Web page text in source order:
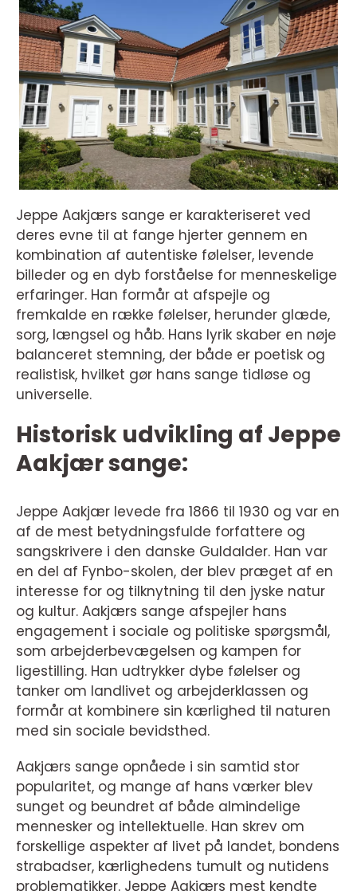
Jeppe Aakjærs sange er karakteriseret ved
deres evne til at fange hjerter gennem en
kombination af autentiske følelser, levende
billeder og en dyb forståelse for menneskelige
erfaringer. Han formår at afspejle og
fremkalde en række følelser, herunder glæde,
sorg, længsel og håb. Hans lyrik skaber en nøje
balanceret stemning, der både er poetisk og
realistisk, hvilket gør hans sange tidløse og
universelle.
Historisk udvikling af Jeppe
Aakjær sange:
Jeppe Aakjær levede fra 1866 til 1930 og var en
af de mest betydningsfulde forfattere og
sangskrivere i den danske Guldalder. Han var
en del af Fynbo-skolen, der blev præget af en
interesse for og tilknytning til den jyske natur
og kultur. Aakjærs sange afspejler hans
engagement i sociale og politiske spørgsmål,
som arbejderbevægelsen og kampen for
ligestilling. Han udtrykker dybe følelser og
tanker om landlivet og arbejderklassen og
formår at kombinere sin kærlighed til naturen
med sin sociale bevidsthed.
Aakjærs sange opnåede i sin samtid stor
popularitet, og mange af hans værker blev
sunget og beundret af både almindelige
mennesker og intellektuelle. Han skrev om
forskellige aspekter af livet på landet, bondens
strabadser, kærlighedens tumult og nutidens
problematikker. Jeppe Aakjærs mest kendte